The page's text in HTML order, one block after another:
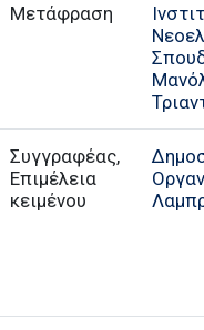
Μετάφραση
Συγγραφέας,
Επιμέλεια
κειμένου